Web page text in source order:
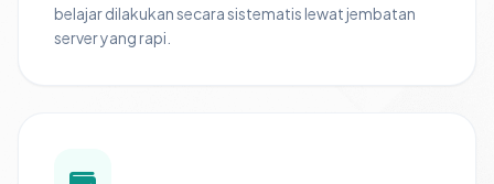
belajar dilakukan secara sistematis lewat jembatan
server yang rapi.